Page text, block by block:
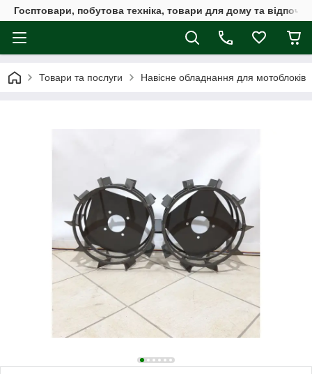
Госптовари, побутова техніка, товари для дому та
Товари та послуги Навісне обладнання для мотоблоків